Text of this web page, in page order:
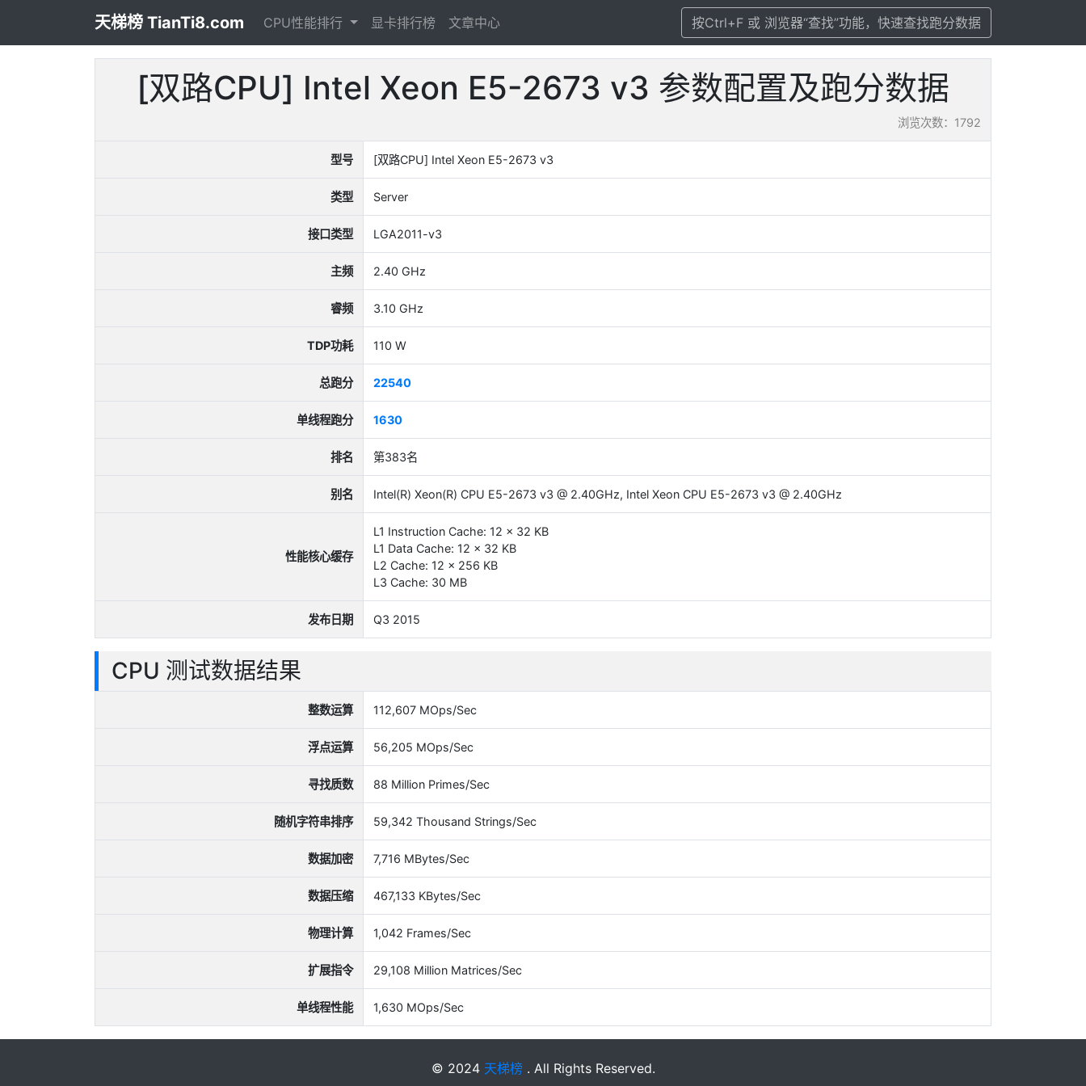
天梯榜 TianTi8.com CPU性能排行 显卡排行榜 文章中心 按Ctrl+F 或 浏览器“查找”功能，快速查找跑分数据
[双路CPU] Intel Xeon E5-2673 v3 参数配置及跑分数据
浏览次数：1792
型号 [双路CPU] Intel Xeon E5-2673 v3
类型 Server
接口类型 LGA2011-v3
主频 2.40 GHz
睿频 3.10 GHz
TDP功耗 110 W
总跑分 22540
单线程跑分 1630
排名 第383名
别名 Intel(R) Xeon(R) CPU E5-2673 v3 @ 2.40GHz, Intel Xeon CPU E5-2673 v3 @ 2.40GHz
性能核心缓存
L1 Instruction Cache: 12 x 32 KB
L1 Data Cache: 12 x 32 KB
L2 Cache: 12 x 256 KB
L3 Cache: 30 MB
发布日期 Q3 2015
CPU 测试数据结果
整数运算 112,607 MOps/Sec
浮点运算 56,205 MOps/Sec
寻找质数 88 Million Primes/Sec
随机字符串排序 59,342 Thousand Strings/Sec
数据加密 7,716 MBytes/Sec
数据压缩 467,133 KBytes/Sec
物理计算 1,042 Frames/Sec
扩展指令 29,108 Million Matrices/Sec
单线程性能 1,630 MOps/Sec
© 2024 天梯榜. All Rights Reserved.